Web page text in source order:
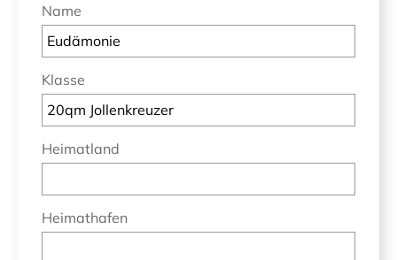
Name
Klasse
Heimatland
Heimathafen